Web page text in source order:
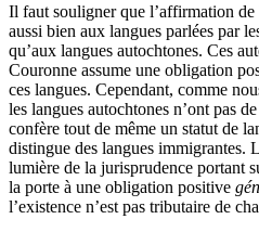
Il faut souligner que l’affirmation
aussi bien aux langues parlées par
qu’aux langues autochtones. Ces
Couronne assume une obligation
ces langues. Cependant, comme
les langues autochtones n’ont pas
confère tout de même un statut de
distingue des langues immigrantes.
lumière de la jurisprudence portant
la porte à une obligation positive
l’existence n’est pas tributaire de